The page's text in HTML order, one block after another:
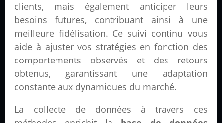
clients, mais également anticiper leurs
besoins futures, contribuant ainsi à une
meilleure fidélisation. Ce suivi continu vous
aide à ajuster vos stratégies en fonction des
comportements observés et des retours
obtenus, garantissant une adaptation
constante aux dynamiques du marché.
La collecte de données à travers ces